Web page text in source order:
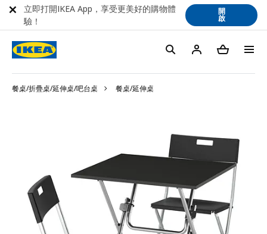
餐桌/折疊桌/延伸桌/吧台桌 餐桌/延伸桌
立即打開IKEA App，享受更美好的購物體
驗！
開
啟